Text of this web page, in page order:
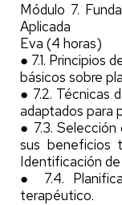
Módulo 7.
Aplicada
Eva (4 horas)
● 7.1. Principios
básicos sobre
● 7.2. Técnicas
adaptados para
● 7.3.
sus beneficios
Identificación
● 7.4.
terapéutico.